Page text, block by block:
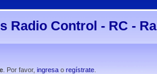
Radio Control - RC -
. Por favor, ingresa o regístrate